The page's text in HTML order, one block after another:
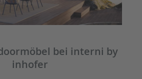
bei interni by
inhofer